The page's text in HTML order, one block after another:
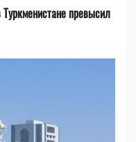
превысил